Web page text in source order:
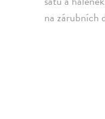
na zárubních